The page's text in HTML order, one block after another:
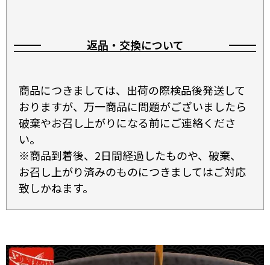
返品・交換について
商品につきましては、出荷の際検品後発送して
おりますが、万一商品に問題がございましたら
破棄やお召し上がりになる前にご連絡くださ
い。
※商品到着後、2日間経過したものや、破棄、
お召し上がり済みのものにつきましてはご対応
致しかねます。